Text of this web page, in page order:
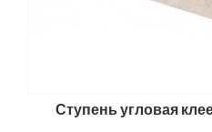
Ступень угловая